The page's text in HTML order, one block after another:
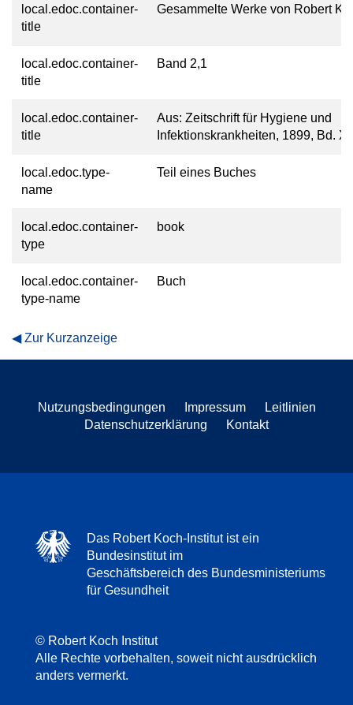
local.edoc.container-
title
Gesammelte Werke von Robert
local.edoc.container-
title
Band 2,1
local.edoc.container-
title
Aus: Zeitschrift für Hygiene und
Infektionskrankheiten, 1899, Bd.
local.edoc.type-
name
Teil eines Buches
local.edoc.container-
type
book
local.edoc.container-
type-name
Buch
Zur Kurzanzeige
Nutzungsbedingungen Impressum
Leitlinien
Datenschutzerklärung
Kontakt
Das Robert Koch-Institut ist ein
Bundesinstitut im
Geschäftsbereich des Bundesministeriums
für Gesundheit
© Robert Koch Institut
Alle Rechte vorbehalten, soweit nicht ausdrücklich
anders vermerkt.